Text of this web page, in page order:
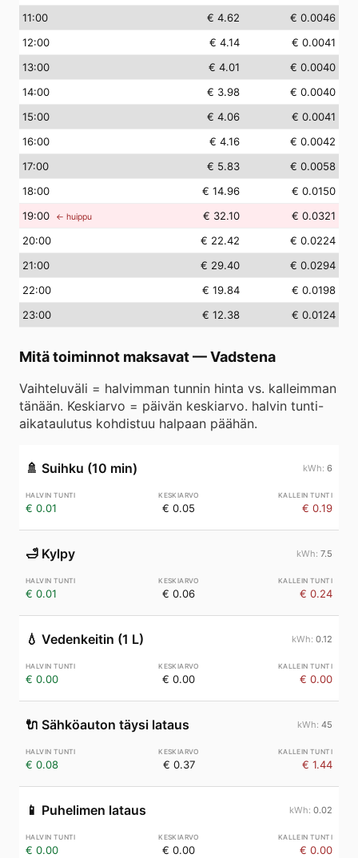
11:00 € 4.62
€ 0.0046
12:00 € 4.14
€ 0.0041
13:00 € 4.01
€ 0.0040
14:00 € 3.98
€ 0.0040
15:00 € 4.06
€ 0.0041
16:00 € 4.16
€ 0.0042
17:00 € 5.83
€ 0.0058
18:00 € 14.96
€ 0.0150
19:00 ← huippu € 32.10
€ 0.0321
20:00 € 22.42
€ 0.0224
21:00 € 29.40
€ 0.0294
22:00 € 19.84
€ 0.0198
23:00 € 12.38 € 0.0124
Mitä toiminnot maksavat—Vadstena
Vaihteluväli = halvimman tunnin hinta vs. kalleimman
tänään. Keskiarvo = päivän keskiarvo. halvin tunti-
aikataulutus kohdistuu halpaan päähän.
🚿 Suihku (10 min) 6
€ 0.01 € 0.05 € 0.19
🛁 Kylpy 7.5
€ 0.01 € 0.06 € 0.24
💧 Vedenkeitin (1 L) 0.12
€ 0.00 € 0.00 € 0.00
🔌 Sähköauton täysi lataus 45
€ 0.08 € 0.37 € 1.44
📱 Puhelimen lataus 0.02
€ 0.00 € 0.00 € 0.00